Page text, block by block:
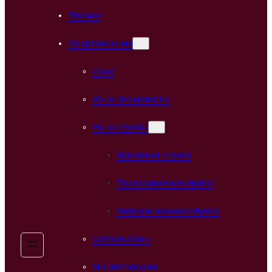
Главная
Об организации
О нас
Наши специалисты
Наши службы
Кризисная служба
Правозащитная служба
Информационная служба
Фотоальбомы
Мы благодарим